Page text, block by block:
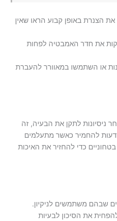
את הצנרת באופן קבוע הראו שאין
את חדר האמבטיה לפחות
או השתמשו במאוורר להעברת
ניסיונות לתקן את הבעיה, זה
להחמיר כאשר מתעלמים
כדי להחזיר את האיכות
שבהם משתמשים לניקיון.
את הסיכון לבעיות